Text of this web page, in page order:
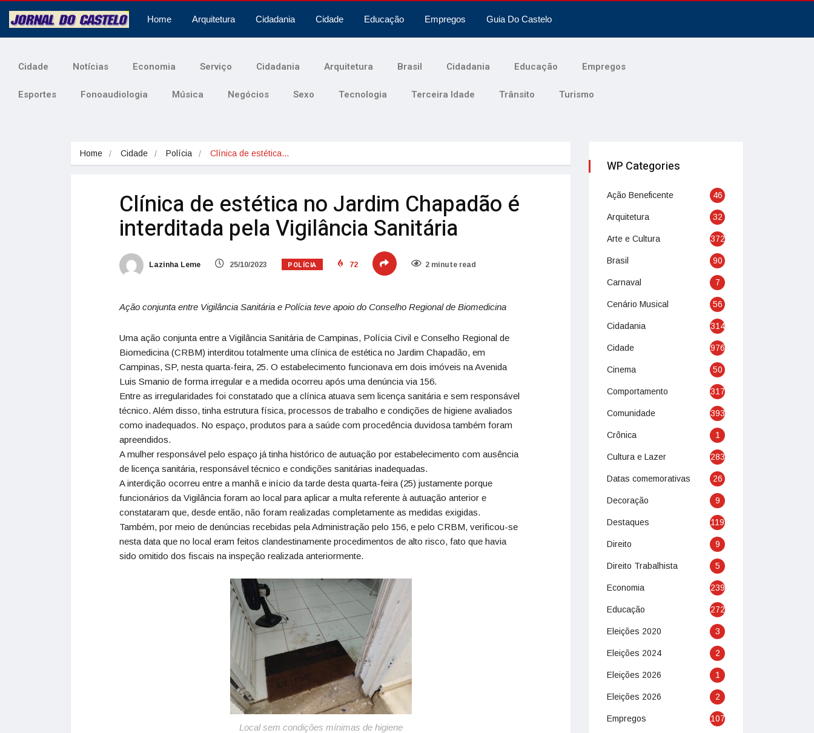
Home Arquitetura Cidadania Cidade Educação Empregos Guia Do Castelo
Cidade Notícias Economia Serviço Cidadania Arquitetura Brasil Cidadania Educação Empregos
Esportes Fonoaudiologia Música Negócios Sexo Tecnologia Terceira Idade Trânsito Turismo
Home Cidade Polícia Clínica de estética…
Clínica de estética no Jardim Chapadão é
interditada pela Vigilância Sanitária
Lazinha Leme 25/10/2023 POLÍCIA 72 2 minute read
Ação conjunta entre Vigilância Sanitária e Polícia teve apoio do Conselho Regional de Biomedicina
Uma ação conjunta entre a Vigilância Sanitária de Campinas, Polícia Civil e Conselho Regional de
Biomedicina (CRBM) interditou totalmente uma clínica de estética no Jardim Chapadão, em
Campinas, SP, nesta quarta-feira, 25. O estabelecimento funcionava em dois imóveis na Avenida
Luis Smanio de forma irregular e a medida ocorreu após uma denúncia via 156.
Entre as irregularidades foi constatado que a clínica atuava sem licença sanitária e sem responsável
técnico. Além disso, tinha estrutura física, processos de trabalho e condições de higiene avaliados
como inadequados. No espaço, produtos para a saúde com procedência duvidosa também foram
apreendidos.
A mulher responsável pelo espaço já tinha histórico de autuação por estabelecimento com ausência
de licença sanitária, responsável técnico e condições sanitárias inadequadas.
A interdição ocorreu entre a manhã e início da tarde desta quarta-feira (25) justamente porque
funcionários da Vigilância foram ao local para aplicar a multa referente à autuação anterior e
constataram que, desde então, não foram realizadas completamente as medidas exigidas.
Também, por meio de denúncias recebidas pela Administração pelo 156, e pelo CRBM, verificou-se
nesta data que no local eram feitos clandestinamente procedimentos de alto risco, fato que havia
sido omitido dos fiscais na inspeção realizada anteriormente.
Local sem condições mínimas de higiene
WP Categories
Ação Beneficente 46
Arquitetura 32
Arte e Cultura 372
Brasil 90
Carnaval 7
Cenário Musical 56
Cidadania 314
Cidade 976
Cinema 50
Comportamento 317
Comunidade 393
Crônica 1
Cultura e Lazer 283
Datas comemorativas 26
Decoração 9
Destaques 119
Direito 9
Direito Trabalhista 5
Economia 239
Educação 272
Eleições 2020 3
Eleições 2024 2
Eleições 2026 1
Eleições 2026 2
Empregos 107